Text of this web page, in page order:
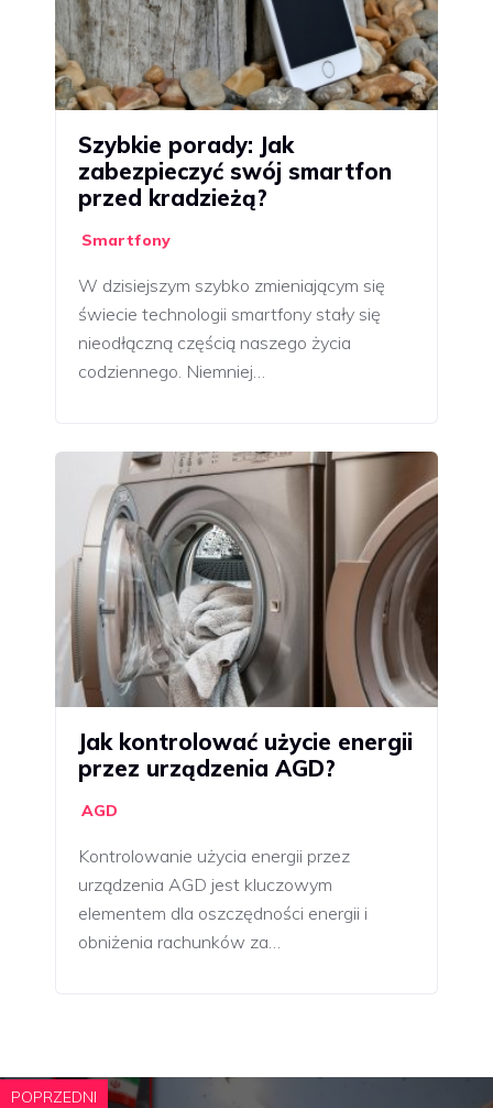
Szybkie porady: Jak
zabezpieczyć swój smartfon
przed kradzieżą?
Smartfony
W dzisiejszym szybko zmieniającym się
świecie technologii smartfony stały się
nieodłączną częścią naszego życia
codziennego. Niemniej…
Jak kontrolować użycie energii
przez urządzenia AGD?
AGD
Kontrolowanie użycia energii przez
urządzenia AGD jest kluczowym
elementem dla oszczędności energii i
obniżenia rachunków za…
POPRZEDNI